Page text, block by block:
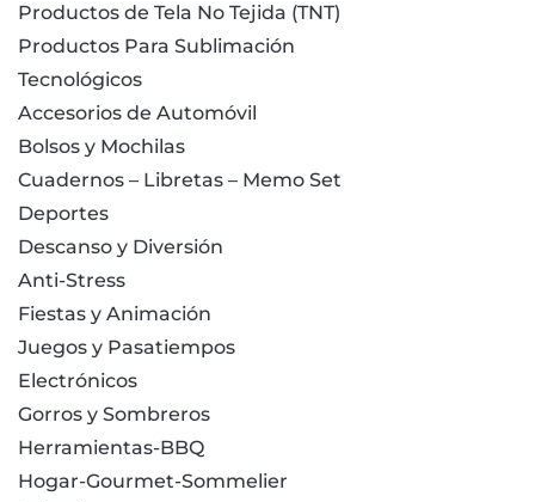
Productos de Tela No Tejida (TNT)
Productos Para Sublimación
Tecnológicos
Accesorios de Automóvil
Bolsos y Mochilas
Cuadernos – Libretas – Memo Set
Deportes
Descanso y Diversión
Anti-Stress
Fiestas y Animación
Juegos y Pasatiempos
Electrónicos
Gorros y Sombreros
Herramientas-BBQ
Hogar-Gourmet-Sommelier